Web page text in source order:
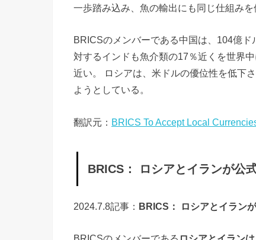
地
を
入
米
ル
一歩踏み込み、魚の輸出にも同じ仕組みを
BRICSのメンバーである中国は、104億ド
対するインドも魚介類の17％近くを世界
近い。 ロシアは、米ドルの優位性を低下
ようとしている。
翻訳元： BRICS To Accept Local
BRICS： ロシアとイランが公
2024.7.8記事： BRICS： ロシアとイラン